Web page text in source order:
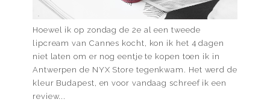
Hoewel ik op zondag de 2e al een tweede
lipcream van Cannes kocht, kon ik het 4 dagen
niet laten om er nog eentje te kopen toen ik in
Antwerpen de NYX Store tegenkwam. Het werd de
kleur Budapest, en voor vandaag schreef ik een
review...